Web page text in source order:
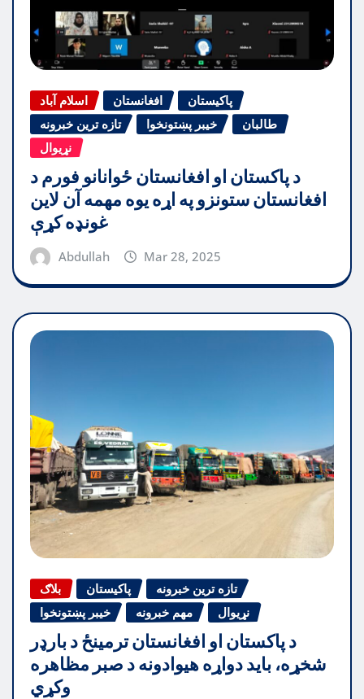
اسلام آباد افغانستان
پاکیستان
تازه ترین خبرونه
خیبر پښتونخوا
طالبان
نړیوال
د پاکستان او افغانستان ځوانانو فورم د
افغانستان ستونزو په اړه یوه مهمه آن لاین
غونډه کړې
Abdullah Mar 28, 2025
بلاګ پاکیستان
تازه ترین خبرونه
خیبر پښتونخوا
مهم خبرونه نړیوال
د پاکستان او افغانستان ترمینځ د بارډر
شخړه، باید دواړه هیوادونه د صبر مظاهره
وکړي